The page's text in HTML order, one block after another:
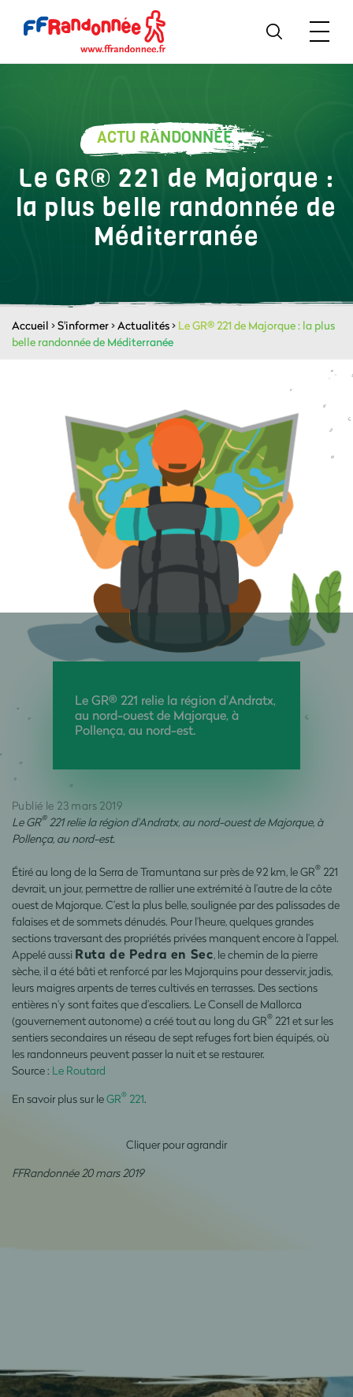
ACTU RANDONNÉE
Le GR® 221 de Majorque :
la plus belle randonnée de
Méditerranée
Accueil >S'informer>Actualités> Le GR® 221 de Majorque : la plus
belle randonnée de Méditerranée
Le GR® 221 relie la région d'Andratx,
au nord-ouest de Majorque, à
Pollença, au nord-est.
Publié le 23 mars 2019
Le GR®221 relie la région d'Andratx, au nord-ouest de Majorque, à
Pollença, au nord-est.
Étiré au long de la Serra de Tramuntana sur près de 92 km, le GR® 221
devrait, un jour, permettre de rallier une extrémité à l’autre de la côte
ouest de Majorque. C’est la plus belle, soulignée par des palissades de
falaises et de sommets dénudés. Pour l’heure, quelques grandes
sections traversant des propriétés privées manquent encore à l’appel.
Appelé aussi Ruta de Pedra en Sec , le chemin de la pierre
sèche, il a été bâti et renforcé par les Majorquins pour desservir, jadis,
leurs maigres arpents de terres cultivés en terrasses. Des sections
entières n’y sont faites que d’escaliers. Le Consell de Mallorca
(gouvernement autonome) a créé tout au long du GR® 221 et sur les
sentiers secondaires un réseau de sept refuges fort bien équipés, où
les randonneurs peuvent passer la nuit et se restaurer.
Source : Le Routard
En savoir plus sur leGR® 221.
Cliquer pour agrandir
FFRandonnée 20 mars 2019